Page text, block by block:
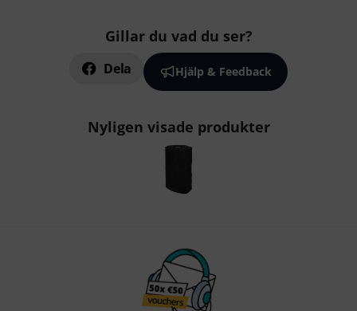
Gillar du vad du ser?
Dela Hjälp & Feedback
Nyligen visade produkter